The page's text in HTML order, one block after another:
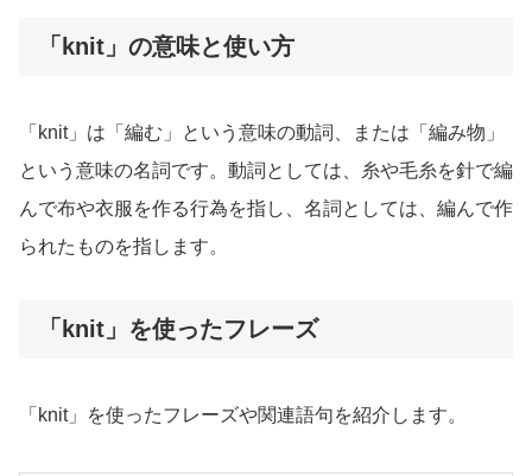
「knit」の意味と使い方
「knit」は「編む」という意味の動詞、または「編み物」
という意味の名詞です。動詞としては、糸や毛糸を針で編
んで布や衣服を作る行為を指し、名詞としては、編んで作
られたものを指します。
「knit」を使ったフレーズ
「knit」を使ったフレーズや関連語句を紹介します。